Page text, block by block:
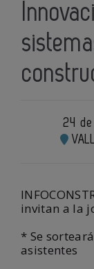
24
invitan a la
* Se
asistentes